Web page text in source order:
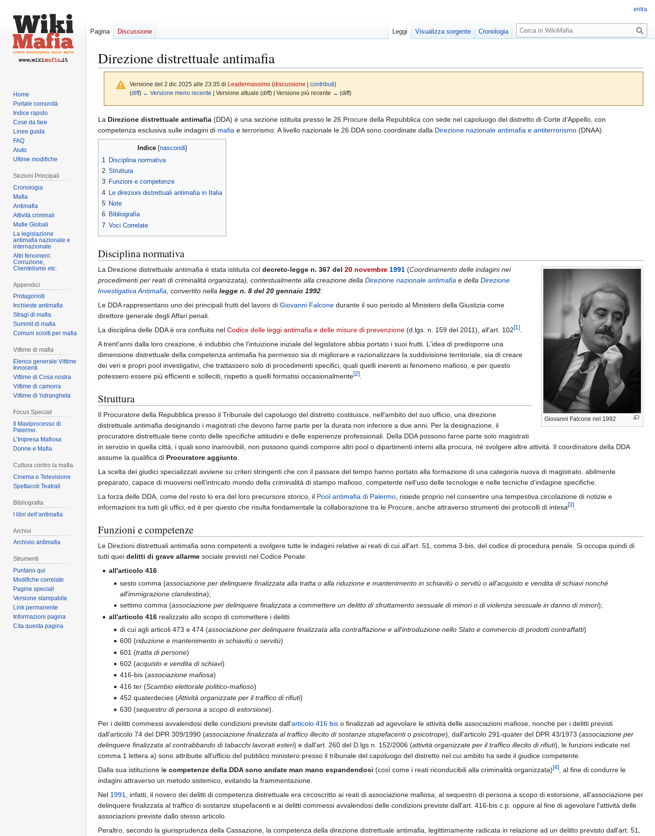
Direzione distrettuale antimafia
Versione del 2 dic 2025 alle 23:35 di Leadermassimo (discussione contributi)
(diff) ← Versione meno recente | Versione attuale (diff) | Versione più recente → (diff)
Vai
alla
navigazione
Vai
alla
ricerca
La Direzione distrettuale antimafia (DDA) è una sezione istituita presso le 26 Procure della Repubblica con sede nel capoluogo del distretto di Corte d'Appello, con
competenza esclusiva sulle indagini di mafia e terrorismo. A livello nazionale le 26 DDA sono coordinate dalla Direzione nazionale antimafia e antiterrorismo (DNAA).
Indice
1
Disciplina normativa
2 Struttura
3 Funzioni e competenze
4 Le direzioni distrettuali antimafia in Italia
5 Note
6 Bibliografia
7 Voci Correlate
Disciplina normativa
Giovanni Falcone nel 1992
La Direzione distrettuale antimafia è stata istituita col decreto-legge n. 367 del 20 novembre 1991 (Coordinamento delle indagini nei
procedimenti per reati di criminalità organizzata), contestualmente alla creazione della Direzione nazionale antimafia e della Direzione
Investigativa Antimafia , convertito nella legge n. 8 del 20 gennaio 1992
Le DDA rappresentano uno dei principali frutti del lavoro di Giovanni Falcone durante il suo periodo al Ministero della Giustizia come
direttore generale degli Affari penali.
La disciplina delle DDA è ora confluita nel Codice delle leggi antimafia e delle misure di prevenzione (d.lgs. n. 159 del 2011), all'art. 102[1 ]
A trent'anni dalla loro creazione, è indubbio che l'intuizione iniziale del legislatore abbia portato i suoi frutti. L'idea di predisporre una
dimensione distrettuale della competenza antimafia ha permesso sia di migliorare e razionalizzare la suddivisione territoriale, sia di creare
dei veri e propri pool investigativi, che trattassero solo di procedimenti specifici, quali quelli inerenti ai fenomeno mafioso, e per questo
potessero essere più efficienti e solleciti, rispetto a quelli formatisi occasionalmente[2]
Struttura
Il Procuratore della Repubblica presso il Tribunale del capoluogo del distretto costituisce, nell'ambito del suo ufficio, una direzione
distrettuale antimafia designando i magistrati che devono farne parte per la durata non inferiore a due anni. Per la designazione, il
procuratore distrettuale tiene conto delle specifiche attitudini e delle esperienze professionali. Della DDA possono farne parte solo magistrati
in servizio in quella città, i quali sono inamovibili, non possono quindi comporre altri pool o dipartimenti interni alla procura, né svolgere altre attività. Il coordinatore della DDA
assume la qualifica di Procuratore aggiunto
La scelta dei giudici specializzati avviene su criteri stringenti che con il passare del tempo hanno portato alla formazione di una categoria nuova di magistrato, abilmente
preparato, capace di muoversi nell’intricato mondo della criminalità di stampo mafioso, competente nell’uso delle tecnologie e nelle tecniche d’indagine specifiche.
La forza delle DDA, come del resto lo era del loro precursore storico, il Pool antimafia di Palermo , risiede proprio nel consentire una tempestiva circolazione di notizie e
informazioni tra tutti gli uffici, ed è per questo che risulta fondamentale la collaborazione tra le Procure, anche attraverso strumenti dei protocolli di intesa[3]
Funzioni e competenze
Le Direzioni distrettuali antimafia sono competenti a svolgere tutte le indagini relative ai reati di cui all'art. 51, comma 3-bis, del codice di procedura penale. Si occupa quindi di
tutti quei delitti di grave allarme sociale previsti nel Codice Penale:
all'articolo 416
sesto comma (associazione per delinquere finalizzata alla tratta o alla riduzione e mantenimento in schiavitù o servitù o all'acquisto e vendita di schiavi nonché
all'immigrazione clandestina);
settimo comma (associazione per delinquere finalizzata a commettere un delitto di sfruttamento sessuale di minori o di violenza sessuale in danno di minori);
all'articolo 416 realizzato allo scopo di commettere i delitti
di cui agli articoli 473 e 474 (associazione per delinquere finalizzata alla contraffazione e all'introduzione nello Stato e commercio di prodotti contraffatti)
600 (riduzione e mantenimento in schiavitù o servitù)
601 (tratta di persone)
602 (acquisto e vendita di schiavi)
416-bis (associazione mafiosa)
416 ter (Scambio elettorale politico-mafioso)
452 quaterdecies (Attività organizzate per il traffico di rifiuti)
630 (sequestro di persona a scopo di estorsione).
Per i delitti commessi avvalendosi delle condizioni previste dall'articolo 416 bis o finalizzati ad agevolare le attività delle associazioni mafiose, nonché per i delitti previsti
dall'articolo 74 del DPR 309/1990 (associazione finalizzata al traffico illecito di sostanze stupefacenti o psicotrope), dall'articolo 291-quater del DPR 43/1973 (associazione per
delinquere finalizzata al contrabbando di tabacchi lavorati esteri) e dall'art. 260 del D.lgs n. 152/2006 (attività organizzate per il traffico illecito di rifiuti), le funzioni indicate nel
comma 1 lettera a) sono attribuite all'ufficio del pubblico ministero presso il tribunale del capoluogo del distretto nel cui ambito ha sede il giudice competente.
Dalla sua istituzione le competenze della DDA sono andate man mano espandendosi (così come i reati riconducibili alla criminalità organizzata)[4]
, al fine di condurre le
indagini attraverso un metodo sistemico, evitando la frammentazione.
Nel 1991
, infatti, il novero dei delitti di competenza distrettuale era circoscritto ai reati di associazione mafiosa, al sequestro di persona a scopo di estorsione, all'associazione per
delinquere finalizzata al traffico di sostanze stupefacenti e ai delitti commessi avvalendosi delle condizioni previste dall'art. 416-bis c.p. oppure al fine di agevolare l'attività delle
associazioni previste dallo stesso articolo.
Peraltro, secondo la giurisprudenza della Cassazione, la competenza della direzione distrettuale antimafia, legittimamente radicata in relazione ad un delitto previsto dall'art. 51,
entra
Pagina Discussione Leggi Visualizza sorgente Cronologia
R
i
r
Home
Portale comunità
Indice rapido
Cose da fare
Linee guida
FAQ
Aiuto
Ultime modifiche
Sezioni Principali
Cronologia
Mafia
Antimafia
Attività criminali
Mafie Globali
La legislazione
antimafia nazionale e
internazionale
Altri fenomeni:
Corruzione,
Clientelismo etc.
Appendici
Protagonisti
Inchieste antimafia
Stragi di mafia
Summit di mafia
Comuni sciolti per mafia
Vittime di mafia
Elenco generale Vittime
Innocenti
Vittime di Cosa nostra
Vittime di camorra
Vittime di 'ndrangheta
Focus Speciali
Il Maxiprocesso di
Palermo
L’Impresa Mafiosa
Donne e Mafia
Cultura contro la mafia
Cinema e Televisione
Spettacoli Teatrali
Bibliografia
I libri dell’antimafia
Archivi
Archivio antimafia
Strumenti
Puntano qui
Modifiche correlate
Pagine speciali
Versione stampabile
Link permanente
Informazioni pagina
Cita questa pagina